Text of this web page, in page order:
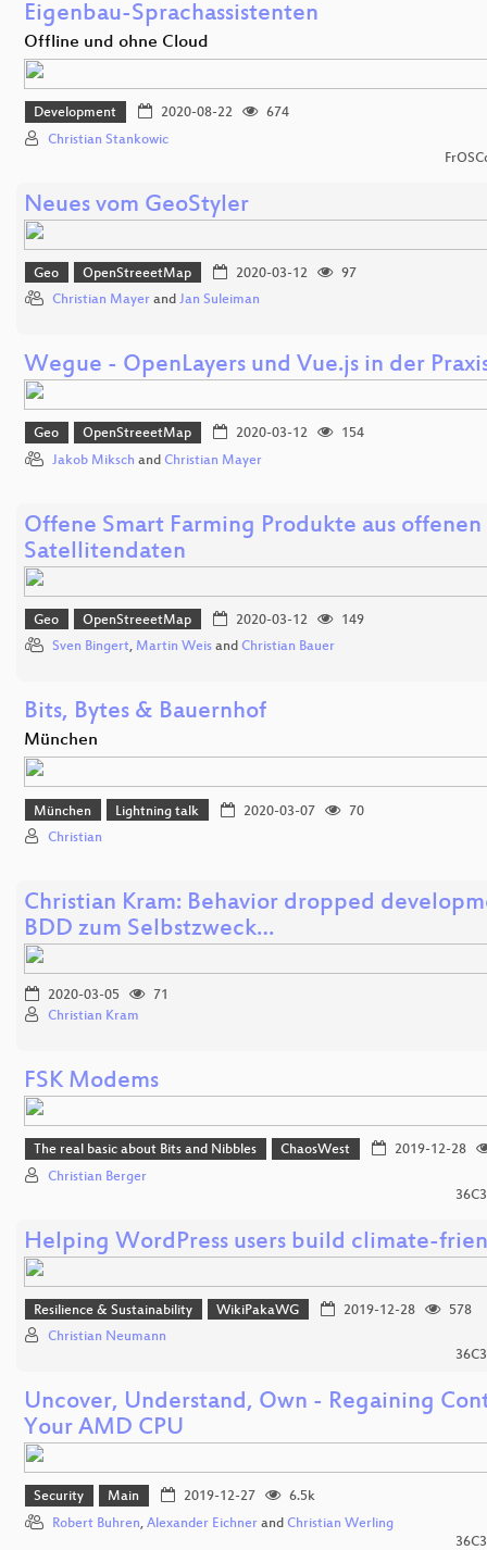
Eigenbau-Sprachassistenten
Offline und ohne Cloud
Development 2020-08-22
674
Christian Stankowic
Neues vom GeoStyler
Geo OpenStreeetMap 2020-03-12
97
Christian Mayer and Jan Suleiman
Wegue - OpenLayers und Vue.js in der
Geo OpenStreeetMap 2020-03-12
154
Jakob Miksch and Christian Mayer
Offene Smart Farming Produkte aus offenen
Satellitendaten
Geo OpenStreeetMap 2020-03-12
149
Sven Bingert, Martin Weis and Christian Bauer
Bits, Bytes & Bauernhof
München
München Lightning talk 2020-03-07
70
Christian
Christian Kram: Behavior dropped
BDD zum Selbstzweck…
2020-03-05
71
Christian Kram
FSK Modems
The real basic about Bits and Nibbles ChaosWest
2019-12-28
Christian Berger
Helping WordPress users build climate-
Resilience & Sustainability WikiPakaWG 2019-12-28
578
Christian Neumann
Uncover, Understand, Own - Regaining
Your AMD CPU
Security Main 2019-12-27
6.5k
Robert Buhren, Alexander Eichner and Christian Werling